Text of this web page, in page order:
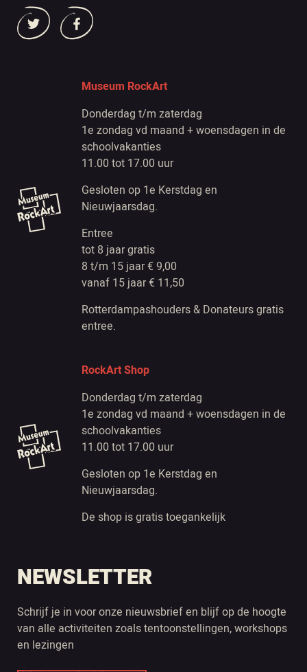
Museum RockArt
Donderdag t/m zaterdag
1e zondag vd maand + woensdagen in de
schoolvakanties
11.00 tot 17.00 uur
Gesloten op 1e Kerstdag en
Nieuwjaarsdag.
Entree
tot 8 jaar gratis
8 t/m 15 jaar € 9,00
vanaf 15 jaar € 11,50
Rotterdampashouders & Donateurs gratis
entree.
RockArt Shop
Donderdag t/m zaterdag
1e zondag vd maand + woensdagen in de
schoolvakanties
11.00 tot 17.00 uur
Gesloten op 1e Kerstdag en
Nieuwjaarsdag.
De shop is gratis toegankelijk
NEWSLETTER
Schrijf je in voor onze nieuwsbrief en blijf op de hoogte
van alle activiteiten zoals tentoonstellingen, workshops
en lezingen